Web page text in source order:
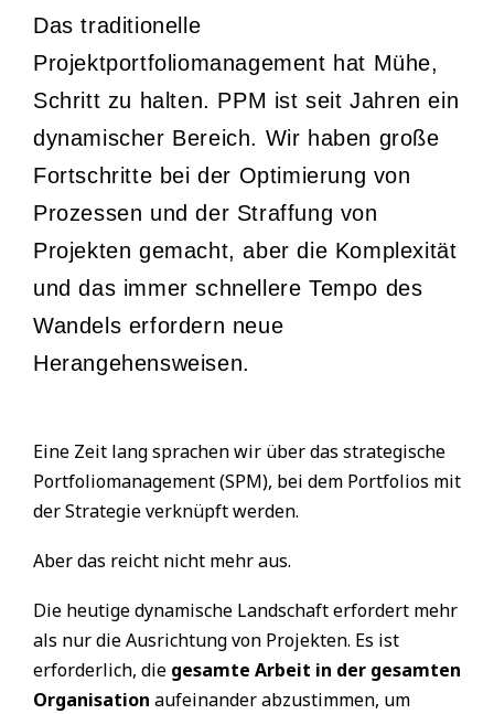
Das traditionelle
Projektportfoliomanagement hat Mühe,
Schritt zu halten. PPM ist seit Jahren ein
dynamischer Bereich. Wir haben große
Fortschritte bei der Optimierung von
Prozessen und der Straffung von
Projekten gemacht, aber die Komplexität
und das immer schnellere Tempo des
Wandels erfordern neue
Herangehensweisen.
Eine Zeit lang sprachen wir über das strategische
Portfoliomanagement (SPM), bei dem Portfolios mit
der Strategie verknüpft werden.
Aber das reicht nicht mehr aus.
Die heutige dynamische Landschaft erfordert mehr
als nur die Ausrichtung von Projekten. Es ist
erforderlich, die gesamte Arbeit in der gesamten
Organisation aufeinander abzustimmen, um